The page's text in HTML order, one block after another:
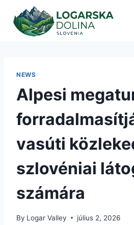
content
NEWS
Alpesi
vasúti
szlovéniai
számára
By Logar Valley július 2, 2026